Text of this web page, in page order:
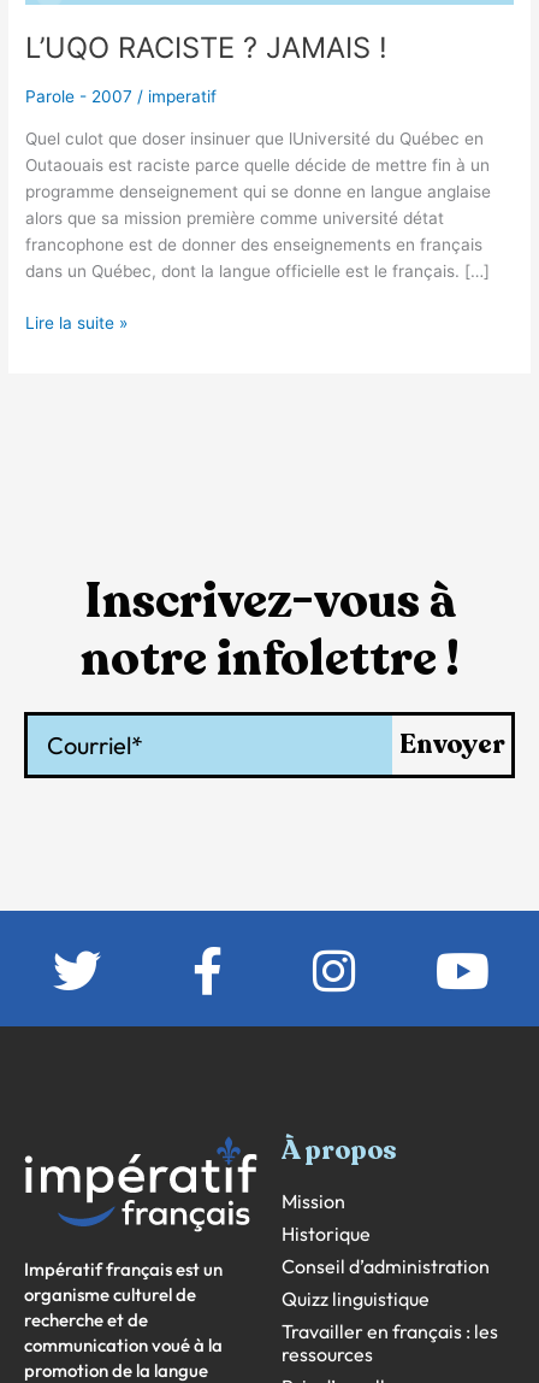
L’UQO RACISTE ? JAMAIS !
Parole - 2007 / imperatif
Quel culot que doser insinuer que lUniversité du Québec en
Outaouais est raciste parce quelle décide de mettre fin à un
programme denseignement qui se donne en langue anglaise
alors que sa mission première comme université détat
francophone est de donner des enseignements en français
dans un Québec, dont la langue officielle est le français. […]
Lire la suite »
Inscrivez-vous à
notre infolettre !
Envoyer
Impératif français est un
organisme culturel de
recherche et de
communication voué à la
promotion de la langue
À propos
Mission
Historique
Conseil d’administration
Quizz linguistique
Travailler en français : les
ressources